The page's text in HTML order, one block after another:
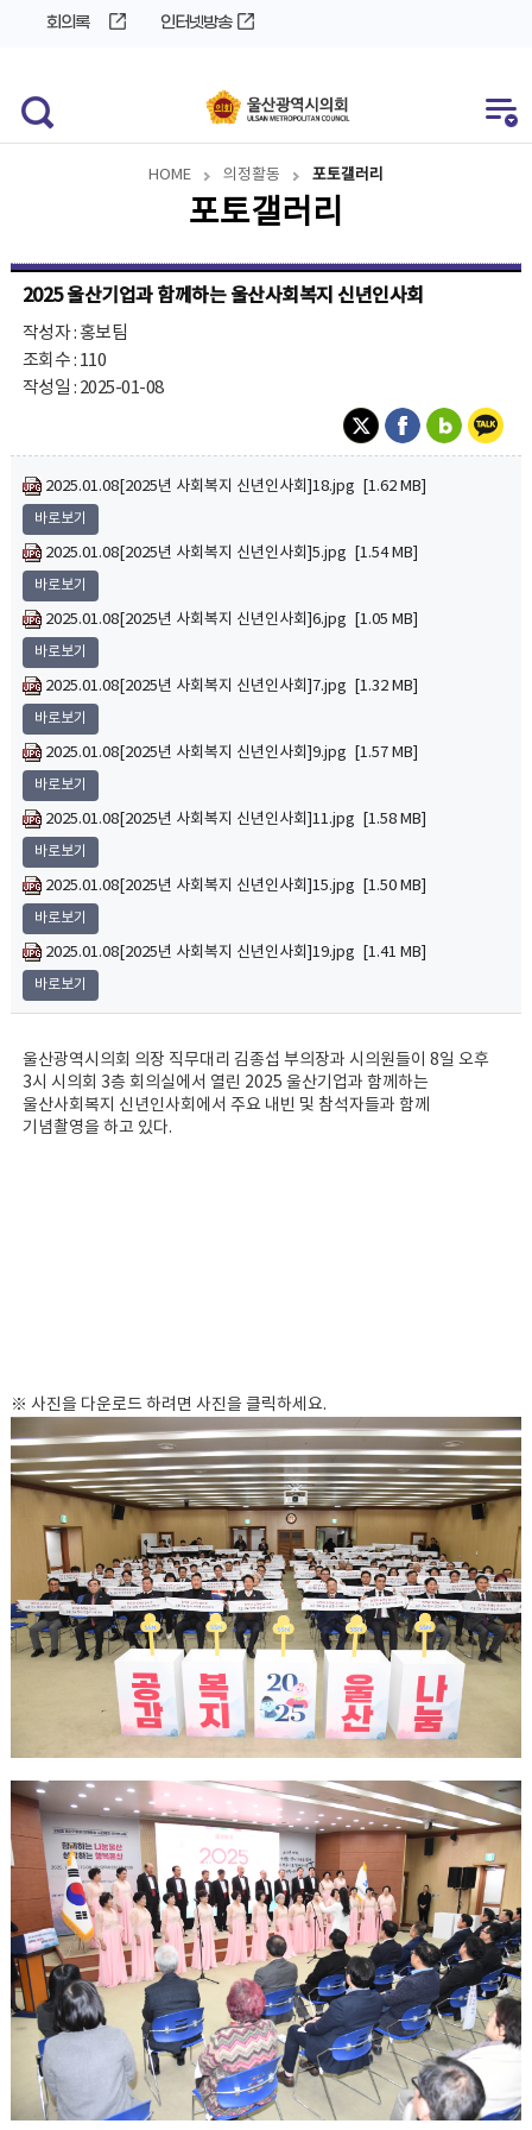
회의록 인터넷방송
HOME 의정활동 포토갤러리
포토갤러리
2025 울산기업과 함께하는 울산사회복지 신년인사회
작성자 : 홍보팀
조회수 : 110
작성일 : 2025-01-08
2025.01.08[2025년 사회복지 신년인사회]18.jpg [1.62 MB]
바로보기
2025.01.08[2025년 사회복지 신년인사회]5.jpg [1.54 MB]
바로보기
2025.01.08[2025년 사회복지 신년인사회]6.jpg [1.05 MB]
바로보기
2025.01.08[2025년 사회복지 신년인사회]7.jpg [1.32 MB]
바로보기
2025.01.08[2025년 사회복지 신년인사회]9.jpg [1.57 MB]
바로보기
2025.01.08[2025년 사회복지 신년인사회]11.jpg [1.58 MB]
바로보기
2025.01.08[2025년 사회복지 신년인사회]15.jpg [1.50 MB]
바로보기
2025.01.08[2025년 사회복지 신년인사회]19.jpg [1.41 MB]
바로보기
울산광역시의회 의장 직무대리 김종섭 부의장과 시의원들이 8일 오후
3시 시의회 3층 회의실에서 열린 2025 울산기업과 함께하는
울산사회복지 신년인사회에서 주요 내빈 및 참석자들과 함께
기념촬영을 하고 있다.
※ 사진을 다운로드 하려면 사진을 클릭하세요.